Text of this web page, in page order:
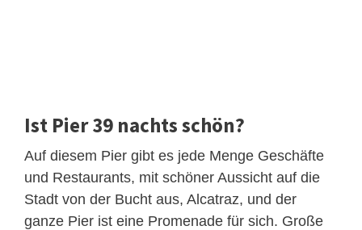
Ist Pier 39 nachts schön?
Auf diesem Pier gibt es jede Menge Geschäfte
und Restaurants, mit schöner Aussicht auf die
Stadt von der Bucht aus, Alcatraz, und der
ganze Pier ist eine Promenade für sich. Große